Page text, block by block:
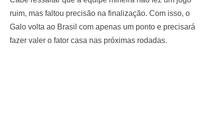
ruim, mas faltou precisão na finalização. Com isso, o
Galo volta ao Brasil com apenas um ponto e precisará
fazer valer o fator casa nas próximas rodadas.